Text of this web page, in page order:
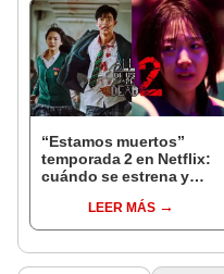
“Estamos muertos”
temporada 2 en Netflix:
cuándo se estrena y
temporadaLEER MÁS